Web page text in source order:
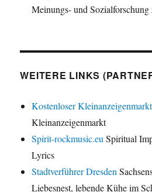
Meinungs- und Sozialforschung
WEITERE LINKS
Kostenloser
Kleinanzeigenmarkt
Spirit-rockmusic.eu Spiritual
Lyrics
Stadtverführer Dresden
Liebesnest, lebende Kühe im